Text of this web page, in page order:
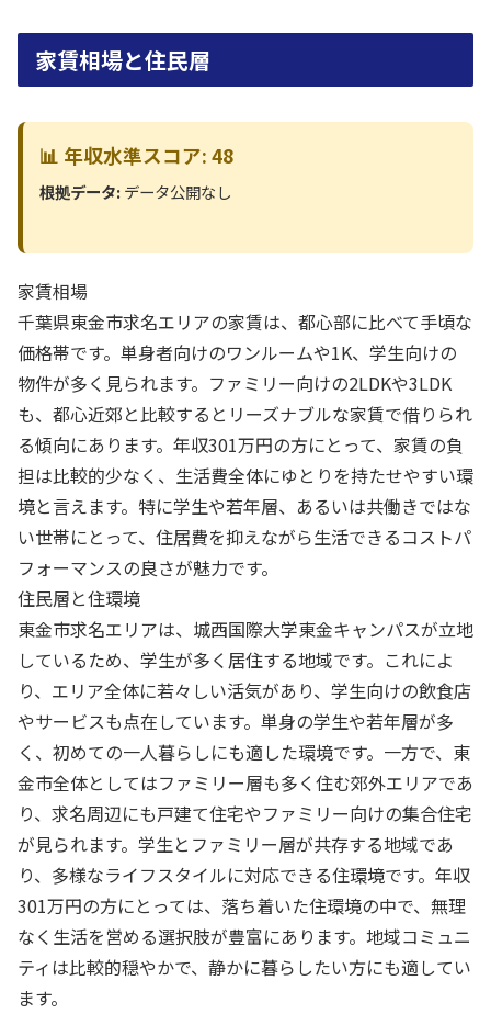
家賃相場と住民層
📊 年収水準スコア: 48
根拠データ:データ公開なし
家賃相場
千葉県東金市求名エリアの家賃は、都心部に比べて手頃な
価格帯です。単身者向けのワンルームや1K、学生向けの
物件が多く見られます。ファミリー向けの2LDKや3LDK
も、都心近郊と比較するとリーズナブルな家賃で借りられ
る傾向にあります。年収301万円の方にとって、家賃の負
担は比較的少なく、生活費全体にゆとりを持たせやすい環
境と言えます。特に学生や若年層、あるいは共働きではな
い世帯にとって、住居費を抑えながら生活できるコストパ
フォーマンスの良さが魅力です。
住民層と住環境
東金市求名エリアは、城西国際大学東金キャンパスが立地
しているため、学生が多く居住する地域です。これによ
り、エリア全体に若々しい活気があり、学生向けの飲食店
やサービスも点在しています。単身の学生や若年層が多
く、初めての一人暮らしにも適した環境です。一方で、東
金市全体としてはファミリー層も多く住む郊外エリアであ
り、求名周辺にも戸建て住宅やファミリー向けの集合住宅
が見られます。学生とファミリー層が共存する地域であ
り、多様なライフスタイルに対応できる住環境です。年収
301万円の方にとっては、落ち着いた住環境の中で、無理
なく生活を営める選択肢が豊富にあります。地域コミュニ
ティは比較的穏やかで、静かに暮らしたい方にも適してい
ます。